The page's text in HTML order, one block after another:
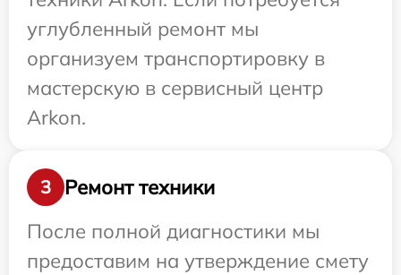
углубленный ремонт мы
организуем транспортировку в
мастерскую в сервисный центр
Arkon.
3
Ремонт техники
После полной диагностики мы
предоставим на утверждение смету